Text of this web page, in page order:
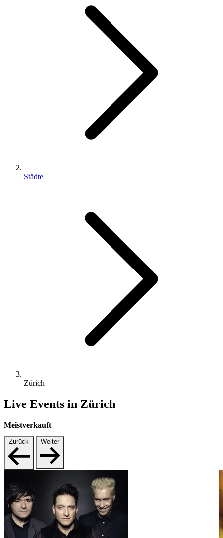
Städte
Zürich
Live Events in Zürich
Meistverkauft
Zurück Weiter